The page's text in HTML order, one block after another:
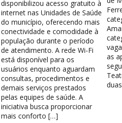
disponibilizou acesso gratuito à
internet nas Unidades de Saúde
do município, oferecendo mais
conectividade e comodidade à
população durante o período
de atendimento. A rede Wi-Fi
está disponível para os
usuários enquanto aguardam
consultas, procedimentos e
demais serviços prestados
pelas equipes de saúde. A
iniciativa busca proporcionar
mais conforto […]
as